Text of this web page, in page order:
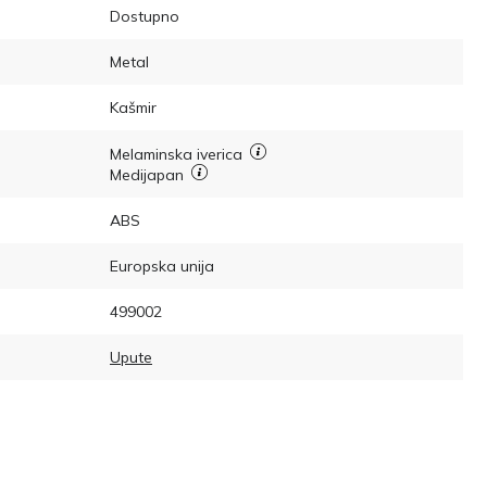
Dostupno
Metal
Kašmir
Melaminska iverica
Medijapan
ABS
Europska unija
499002
Upute